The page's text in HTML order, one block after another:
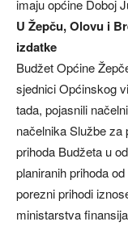
imaju općine Doboj
U Žepču, Olovu i
izdatke
Budžet Općine
sjednici Općinskog
tada, pojasnili
načelnika Službe
prihoda Budžeta u
planiranih prihoda
porezni prihodi
ministarstva